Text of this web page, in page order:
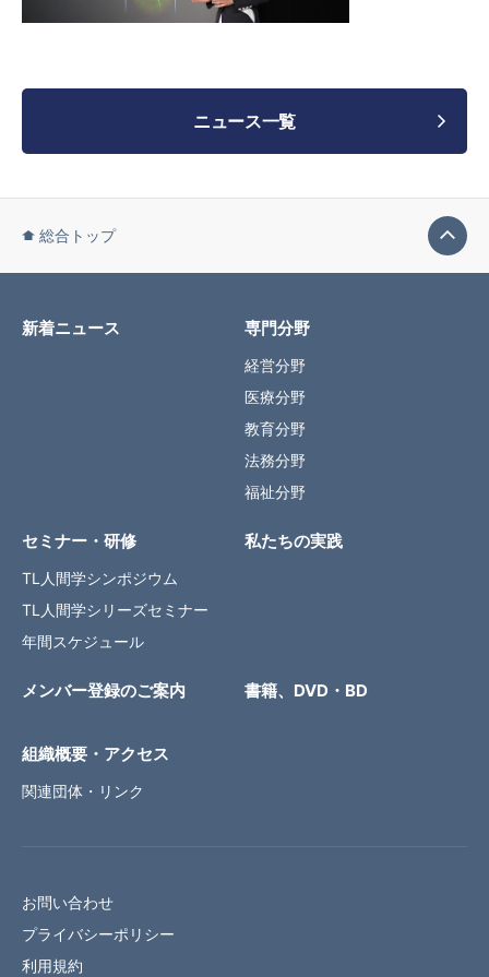
ニュース一覧
総合トップ
新着ニュース 専門分野
経営分野
医療分野
教育分野
法務分野
福祉分野
セミナー・研修
TL人間学シンポジウム
TL人間学シリーズセミナー
年間スケジュール
私たちの実践
メンバー登録のご案内 書籍、DVD・BD
組織概要・アクセス
関連団体・リンク
お問い合わせ
プライバシーポリシー
利用規約